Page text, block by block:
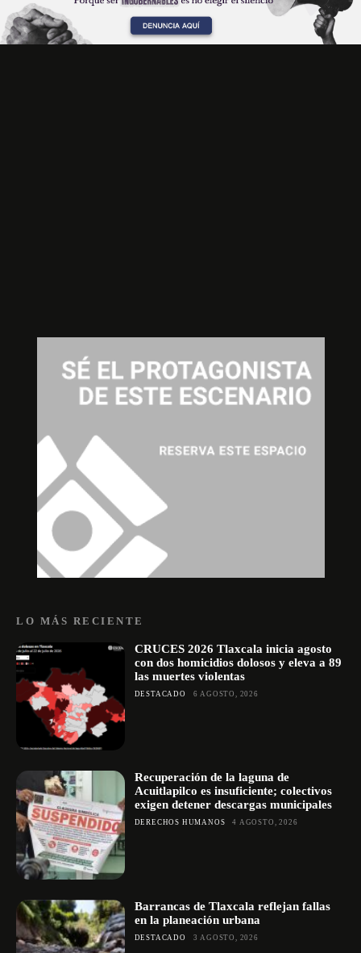
LO MÁS RECIENTE
CRUCES 2026 Tlaxcala inicia agosto
con dos homicidios dolosos y eleva a 89
las muertes violentas
DESTACADO 6 AGOSTO, 2026
Recuperación de la laguna de
Acuitlapilco es insuficiente; colectivos
exigen detener descargas municipales
DERECHOS HUMANOS 4 AGOSTO, 2026
Barrancas de Tlaxcala reflejan fallas
en la planeación urbana
DESTACADO 3 AGOSTO, 2026